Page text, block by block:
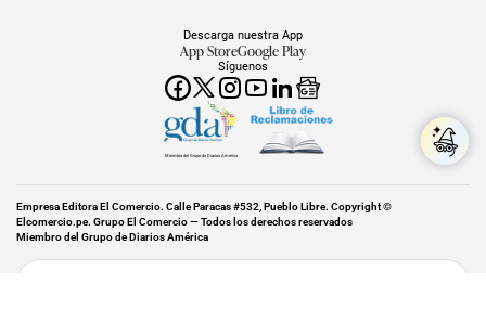
Síguenos
Descarga nuestra App
App StoreGoogle Play
Miembro del Grupo de Diarios América
Empresa Editora El Comercio. Calle Paracas #532, Pueblo Libre. Copyright ©
Elcomercio.pe. Grupo El Comercio — Todos los derechos reservados
Miembro del Grupo de Diarios América